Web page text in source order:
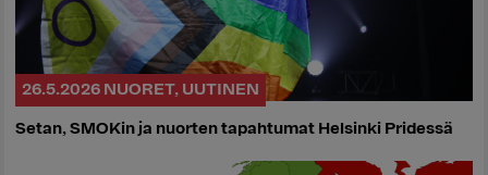
26.5.2026 NUORET, UUTINEN
Setan, SMOKin ja nuorten tapahtumat Helsinki Pridessä